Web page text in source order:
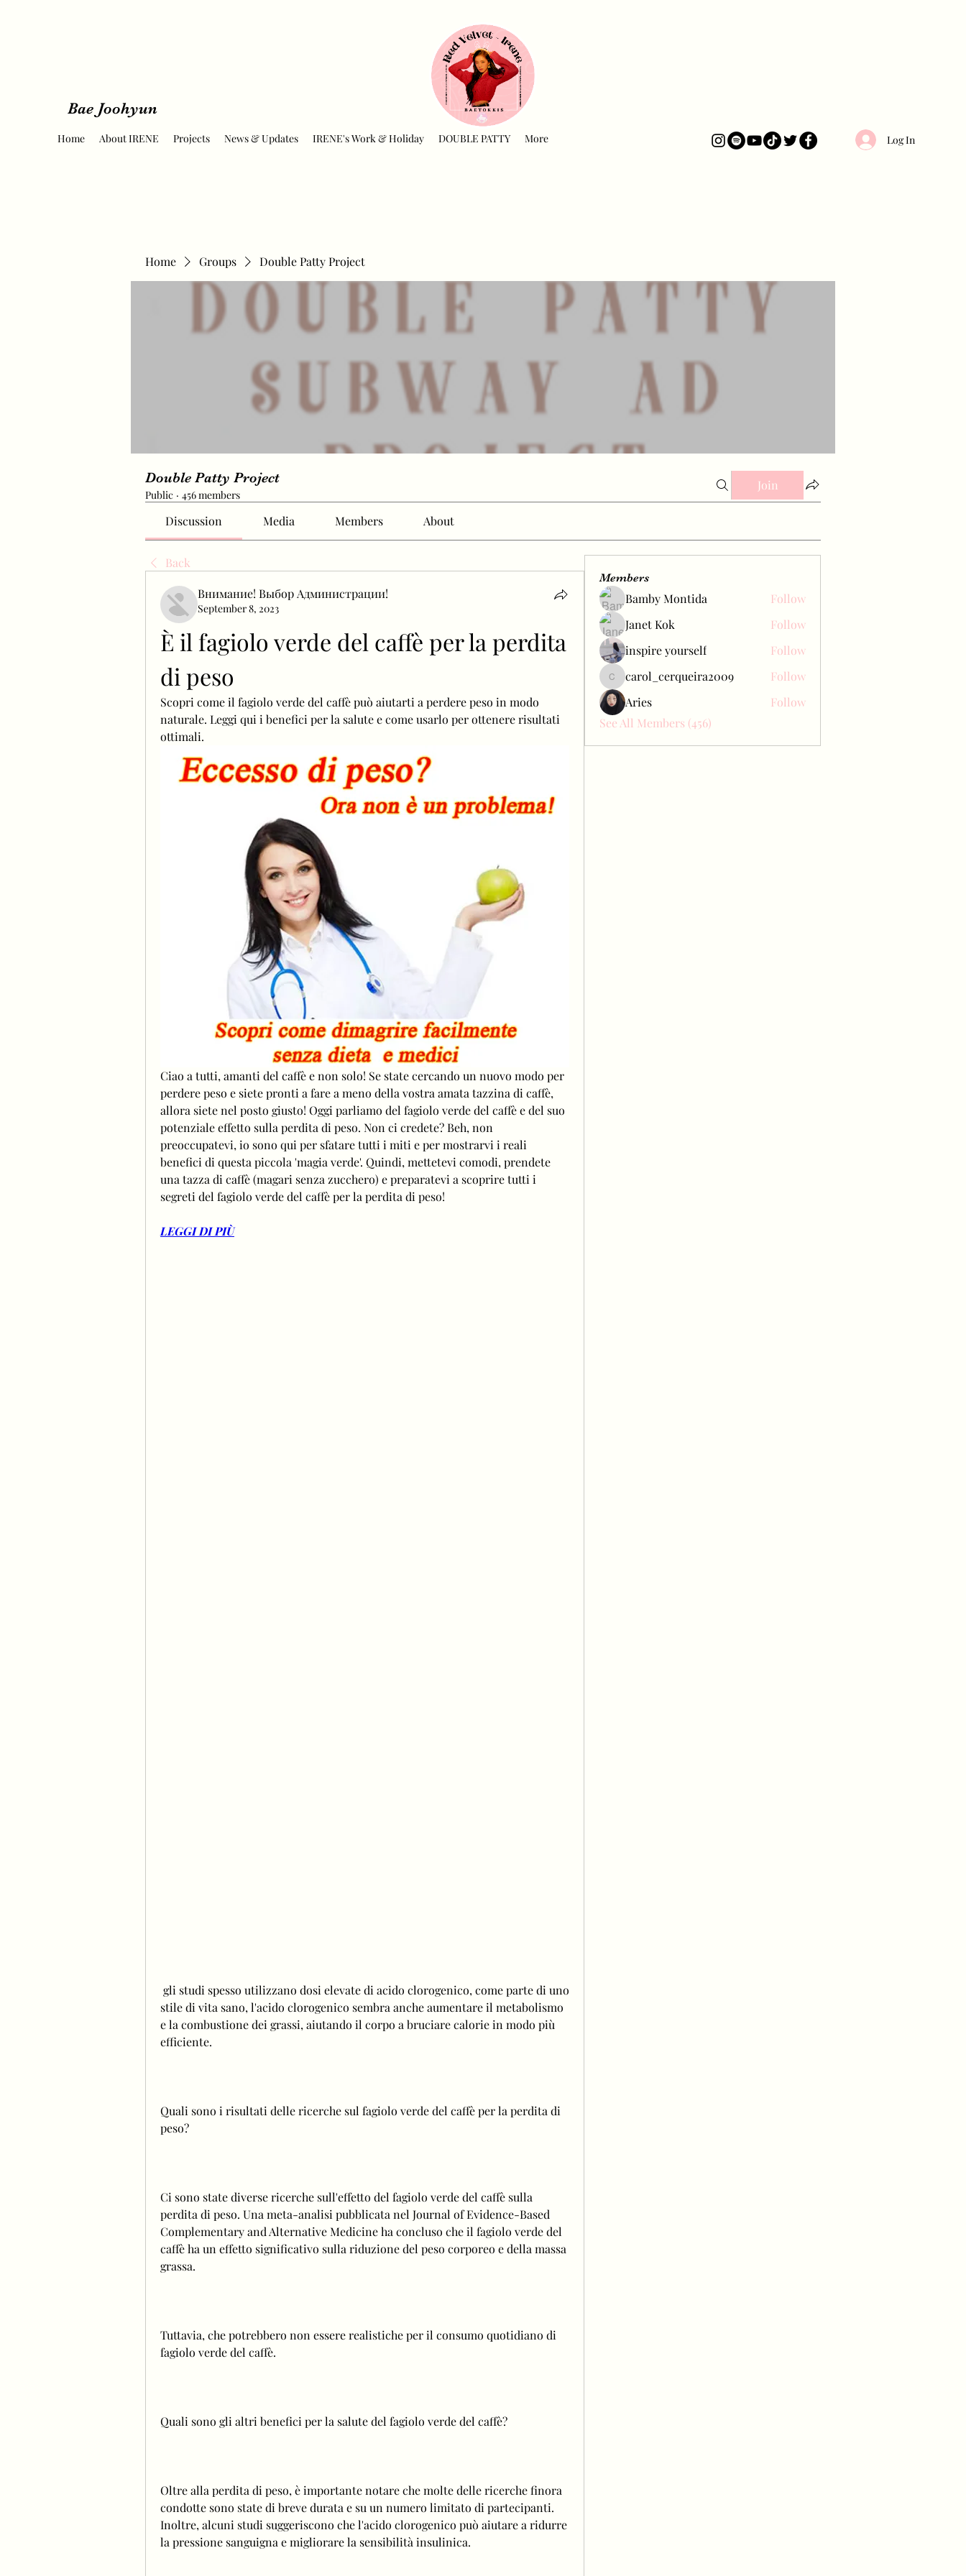
Bae Joohyun
Home About IRENE Projects News & Updates IRENE's Work & Holiday DOUBLE PATTY More Log In
Home Groups Double Patty Project
Double Patty Project
Public · 456 members
Join
Discussion Media Members About
Back
Внимание! Выбор Администрации!
September 8, 2023
È il fagiolo verde del caffè per la perdita
di peso
Scopri come il fagiolo verde del caffè può aiutarti a perdere peso in modo
naturale. Leggi qui i benefici per la salute e come usarlo per ottenere risultati
ottimali.
Ciao a tutti, amanti del caffè e non solo! Se state cercando un nuovo modo per
perdere peso e siete pronti a fare a meno della vostra amata tazzina di caffè,
allora siete nel posto giusto! Oggi parliamo del fagiolo verde del caffè e del suo
potenziale effetto sulla perdita di peso. Non ci credete? Beh, non
preoccupatevi, io sono qui per sfatare tutti i miti e per mostrarvi i reali
benefici di questa piccola 'magia verde'. Quindi, mettetevi comodi, prendete
una tazza di caffè (magari senza zucchero) e preparatevi a scoprire tutti i
segreti del fagiolo verde del caffè per la perdita di peso!
LEGGI DI PIÙ
stile di vita sano, l'acido clorogenico sembra anche aumentare il metabolismo
e la combustione dei grassi, aiutando il corpo a bruciare calorie in modo più
efficiente.
Quali sono i risultati delle ricerche sul fagiolo verde del caffè per la perdita di
peso?
Ci sono state diverse ricerche sull'effetto del fagiolo verde del caffè sulla
perdita di peso. Una meta-analisi pubblicata nel Journal of Evidence-Based
Complementary and Alternative Medicine ha concluso che il fagiolo verde del
caffè ha un effetto significativo sulla riduzione del peso corporeo e della massa
grassa.
Tuttavia, che potrebbero non essere realistiche per il consumo quotidiano di
fagiolo verde del caffè.
Quali sono gli altri benefici per la salute del fagiolo verde del caffè?
Oltre alla perdita di peso, è importante notare che molte delle ricerche finora
condotte sono state di breve durata e su un numero limitato di partecipanti.
Inoltre, alcuni studi suggeriscono che l'acido clorogenico può aiutare a ridurre
la pressione sanguigna e migliorare la sensibilità insulinica.
Members
Bamby Montida
Follow
Janet Kok
Follow
inspire yourself
Follow
carol_cerqueira2009
carol_cerqueira2009
Follow
Aries
Follow
See All Members (456)